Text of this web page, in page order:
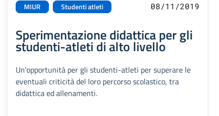
MIUR Studenti atleti 08/11/2019
Sperimentazione didattica per gli
studenti-atleti di alto livello
Un'opportunità per gli studenti-atleti per superare le
eventuali criticità del loro percorso scolastico, tra
didattica ed allenamenti.